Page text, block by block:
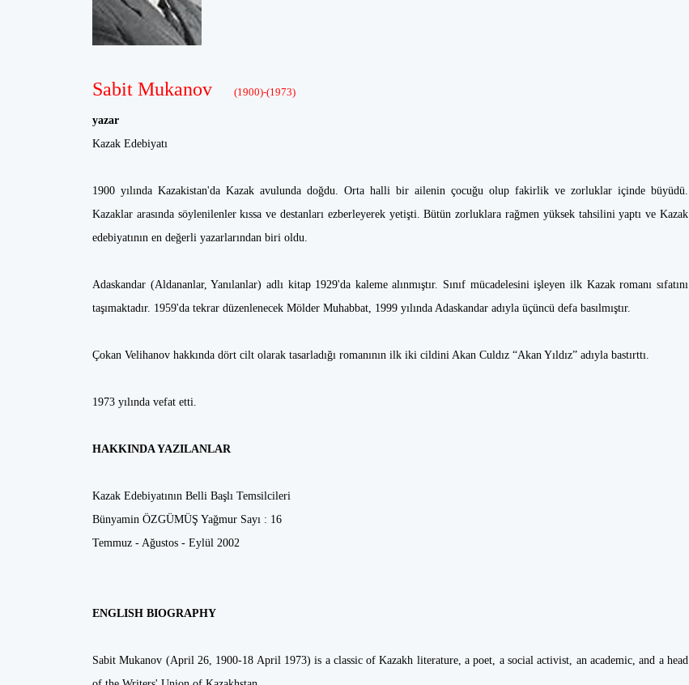
Sabit Mukanov (1900)-(1973)
yazar
Kazak Edebiyatı
1900 yılında Kazakistan'da Kazak avulunda doğdu. Orta halli bir ailenin çocuğu olup fakirlik ve zorluklar içinde büyüdü.
Kazaklar arasında söylenilenler kıssa ve destanları ezberleyerek yetişti. Bütün zorluklara rağmen yüksek tahsilini yaptı ve Kazak
edebiyatının en değerli yazarlarından biri oldu.
Adaskandar (Aldananlar, Yanılanlar) adlı kitap 1929'da kaleme alınmıştır. Sınıf mücadelesini işleyen ilk Kazak romanı sıfatını
taşımaktadır. 1959'da tekrar düzenlenecek Mölder Muhabbat, 1999 yılında Adaskandar adıyla üçüncü defa basılmıştır.
Çokan Velihanov hakkında dört cilt olarak tasarladığı romanının ilk iki cildini Akan Culdız “Akan Yıldız” adıyla bastırttı.
1973 yılında vefat etti.
HAKKINDA YAZILANLAR
Kazak Edebiyatının Belli Başlı Temsilcileri
Bünyamin ÖZGÜMÜŞ Yağmur Sayı : 16
Temmuz - Ağustos - Eylül 2002
ENGLISH BIOGRAPHY
Sabit Mukanov (April 26, 1900-18 April 1973) is a classic of Kazakh literature, a poet, a social activist, an academic, and a head